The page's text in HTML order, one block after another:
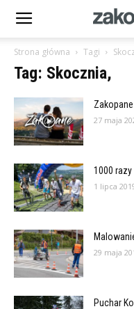
Strona główna Tagi
Tag: Skocznia,
27 maja
1000
1 lipca
29 maja
Puchar